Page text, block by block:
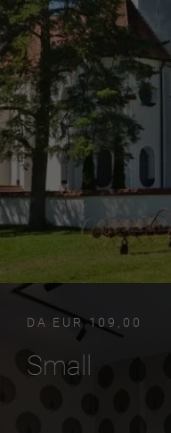
DA EUR 109,00
Small